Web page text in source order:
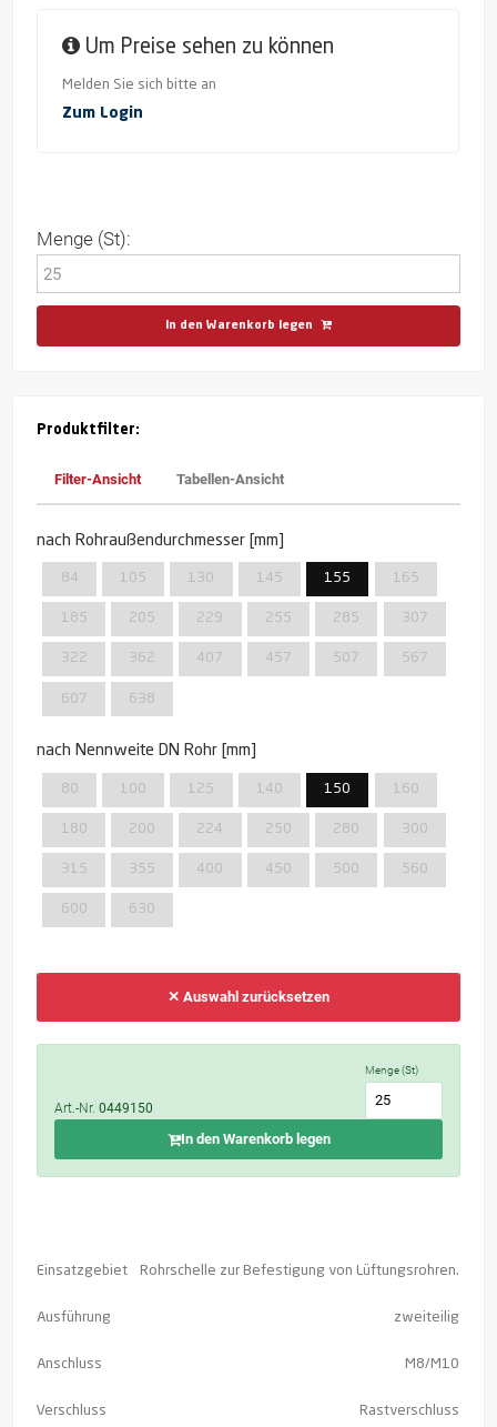
Um Preise sehen zu können
Melden Sie sich bitte an
Zum Login
Menge (St):
In den Warenkorb legen
Produktfilter:
Filter-Ansicht Tabellen-Ansicht
nach Rohraußendurchmesser [mm]
84 105 130 145 155 165
185 205 229 255 285 307
322 362 407 457 507 567
607 638
nach Nennweite DN Rohr [mm]
80 100 125 140 150 160
180 200 224 250 280 300
315 355 400 450 500 560
600 630
✕ Auswahl zurücksetzen
Art.-Nr.0449150
Menge (St)
In den Warenkorb legen
Einsatzgebiet Rohrschelle zur Befestigung von Lüftungsrohren.
Ausführung zweiteilig
Anschluss M8/M10
Verschluss Rastverschluss